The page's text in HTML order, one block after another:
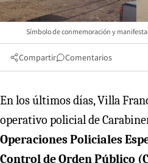
Símbolo de conmemoración y
Compartir Comentarios
En los últimos días, Villa
operativo policial de
Operaciones Policiales
Control de Orden Público